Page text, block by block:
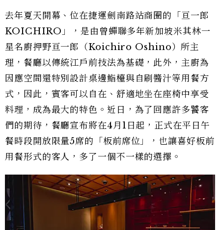
去年夏天開幕、位在捷運劍南路站商圈的「亘一郎
KOICHIRO」，是由曾蟬聯多年新加坡米其林一
星名廚押野亘一郎（Koichiro Oshino）所主
理，餐廳以傳統江戶前技法為基礎，此外，主廚為
因應空間還特別設計桌邊鮨檯與自刷醬汁等用餐方
式，因此，賓客可以自在、舒適地坐在座椅中享受
料理，成為最大的特色。近日，為了回應許多饕客
們的期待，餐廳宣布將在4月1日起，正式在平日午
餐時段開放限量5席的「板前席位」，也讓喜好板前
用餐形式的客人，多了一個不一樣的選擇。